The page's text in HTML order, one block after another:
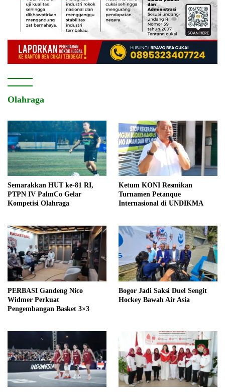
Olahraga
Semarakkan HUT ke-81 RI,
PTPN IV PalmCo Gelar
Kompetisi Olahraga
Ketum KONI Resmikan
Turnamen Petanque
Internasional di UNDIKMA
PERBASI Gandeng Nico
Widmer Perkuat
Pengembangan Basket 3×3
Bogor Jadi Saksi Duel Sengit
Hockey Bawah Air Asia